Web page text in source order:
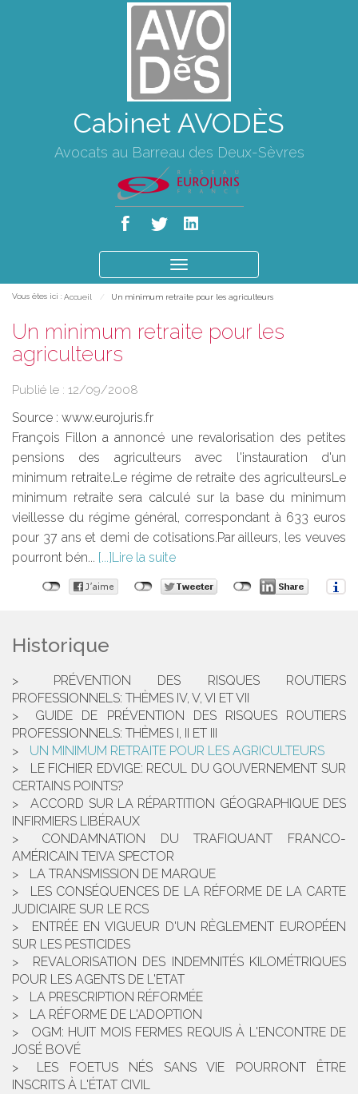
Cabinet AVODÈS
Avocats au Barreau des Deux-Sèvres
le
Vous êtes ici : Accueil Un minimum retraite pour les agriculteurs
Un minimum retraite pour les
agriculteurs
Publié le : 12/09/2008
Source : www.eurojuris.fr
François Fillon a annoncé une revalorisation des petites
pensions des agriculteurs avec l'instauration d'un
minimum retraite.Le régime de retraite des agriculteursLe
minimum retraite sera calculé sur la base du minimum
vieillesse du régime général, correspondant à 633 euros
pour 37 ans et demi de cotisations.Par ailleurs, les veuves
pourront bén...
Lire la suite
Historique
PRÉVENTION DES RISQUES ROUTIERS
PROFESSIONNELS: THÈMES IV, V, VI ET VII
GUIDE DE PRÉVENTION DES RISQUES ROUTIERS
PROFESSIONNELS: THÈMES I, II ET III
UN MINIMUM RETRAITE POUR LES AGRICULTEURS
LE FICHIER EDVIGE: RECUL DU GOUVERNEMENT SUR
CERTAINS POINTS?
ACCORD SUR LA RÉPARTITION GÉOGRAPHIQUE DES
INFIRMIERS LIBÉRAUX
CONDAMNATION DU TRAFIQUANT FRANCO-
AMÉRICAIN TEIVA SPECTOR
LA TRANSMISSION DE MARQUE
LES CONSÉQUENCES DE LA RÉFORME DE LA CARTE
JUDICIAIRE SUR LE RCS
ENTRÉE EN VIGUEUR D'UN RÈGLEMENT EUROPÉEN
SUR LES PESTICIDES
REVALORISATION DES INDEMNITÉS KILOMÉTRIQUES
POUR LES AGENTS DE L'ETAT
LA PRESCRIPTION RÉFORMÉE
LA RÉFORME DE L'ADOPTION
OGM: HUIT MOIS FERMES REQUIS À L'ENCONTRE DE
JOSÉ BOVÉ
LES FOETUS NÉS SANS VIE POURRONT ÊTRE
INSCRITS À L'ÉTAT CIVIL